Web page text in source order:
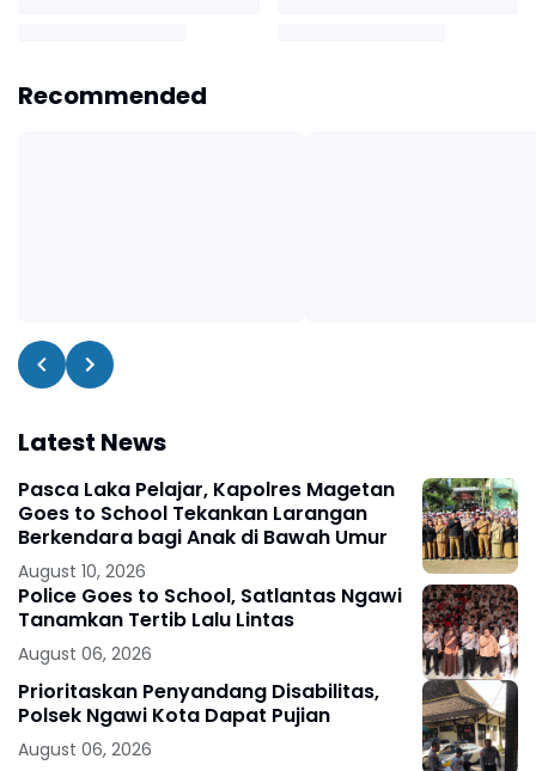
Recommended
Latest News
Pasca Laka Pelajar, Kapolres Magetan
Goes to School Tekankan Larangan
Berkendara bagi Anak di Bawah Umur
August 10, 2026
Police Goes to School, Satlantas Ngawi
Tanamkan Tertib Lalu Lintas
August 06, 2026
Prioritaskan Penyandang Disabilitas,
Polsek Ngawi Kota Dapat Pujian
August 06, 2026